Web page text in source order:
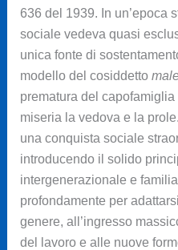
636 del 1939. In un’epoca
sociale vedeva quasi
unica fonte di
modello del cosiddetto
prematura del
miseria la vedova e la
una conquista sociale
introducendo il solido
intergenerazionale e
profondamente per
genere, all’ingresso
del lavoro e alle nuove